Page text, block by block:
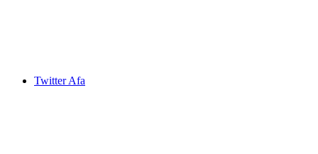
Twitter Afa